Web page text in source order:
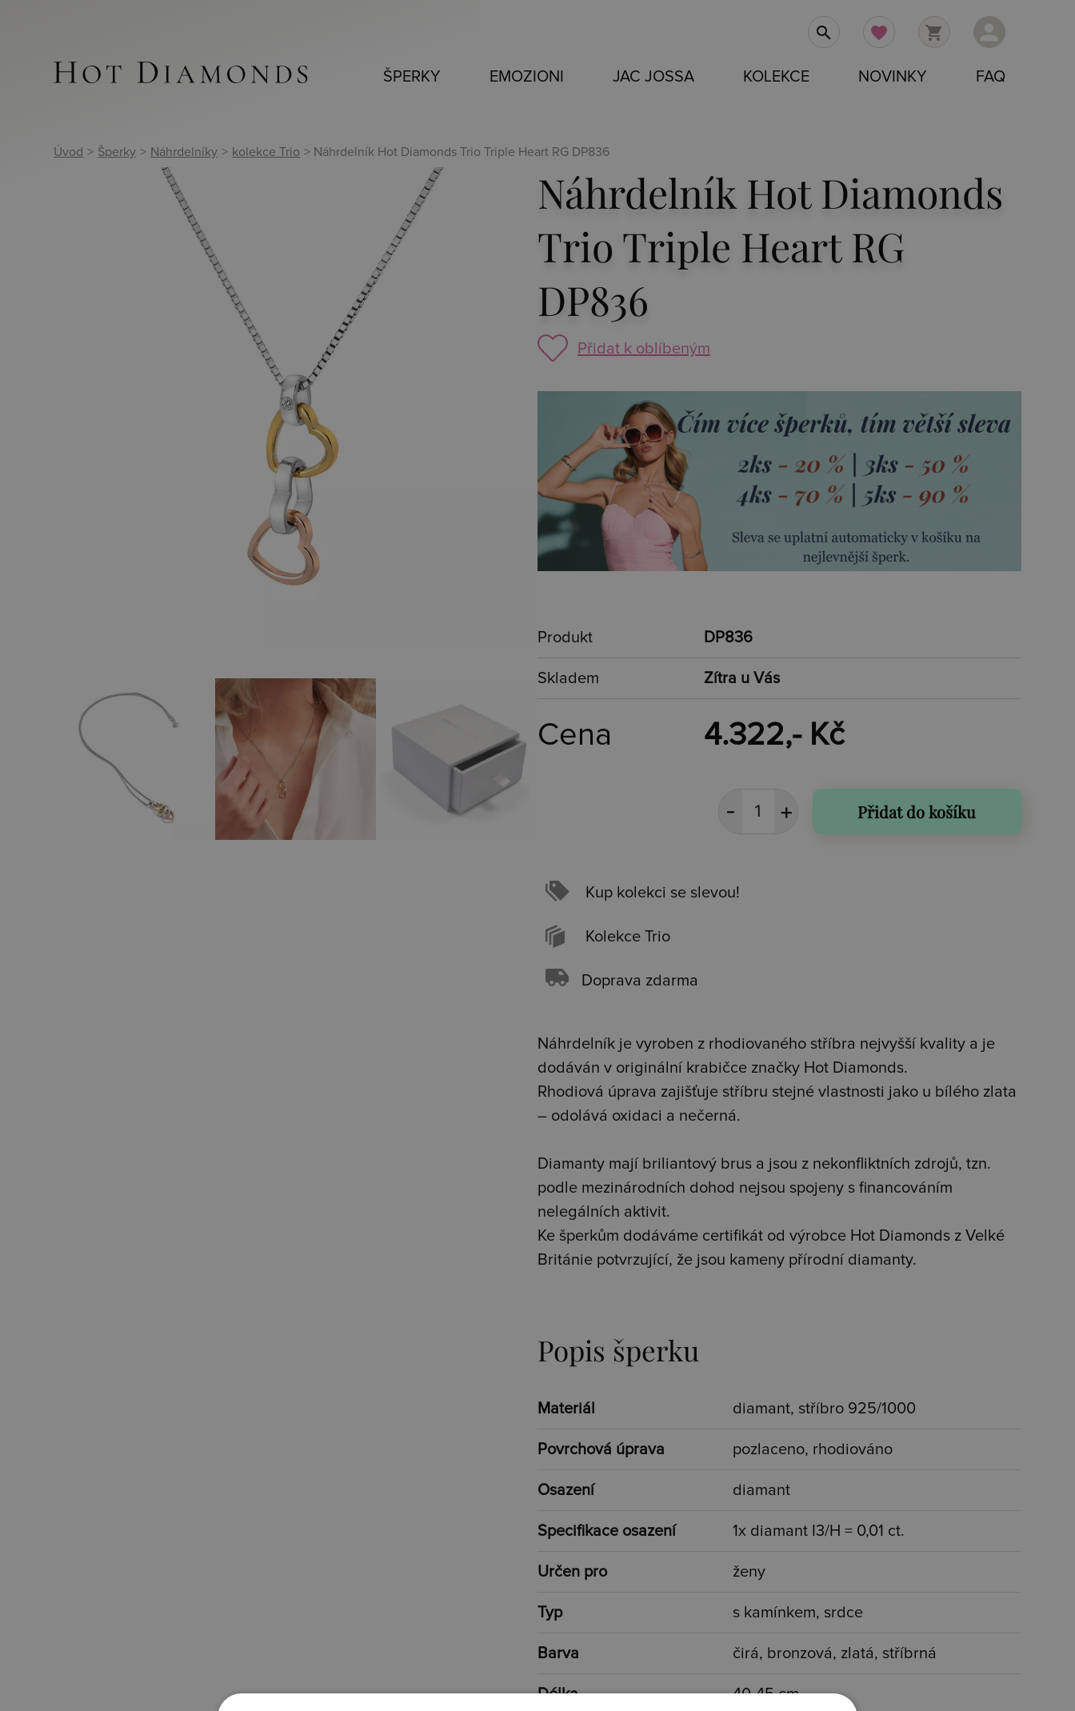
person
shopping_cart
favorite
search
ŠPERKY EMOZIONI JAC JOSSA KOLEKCE NOVINKY FAQ
Úvod > Šperky > Náhrdelníky > kolekce Trio > Náhrdelník Hot Diamonds Trio Triple Heart RG DP836
Náhrdelník Hot Diamonds
Trio Triple Heart RG
DP836
Přidat k oblíbeným
Produkt DP836
Skladem Zítra u Vás
Cena 4.322,- Kč
Přidat do košíku
Kup kolekci se slevou!
Kolekce Trio
Doprava zdarma
Náhrdelník je vyroben z rhodiovaného stříbra nejvyšší kvality a je
dodáván v originální krabičce značky Hot Diamonds.
Rhodiová úprava zajišťuje stříbru stejné vlastnosti jako u bílého zlata
– odolává oxidaci a nečerná.
Diamanty mají briliantový brus a jsou z nekonfliktních zdrojů, tzn.
podle mezinárodních dohod nejsou spojeny s financováním
nelegálních aktivit.
Ke šperkům dodáváme certifikát od výrobce Hot Diamonds z Velké
Británie potvrzující, že jsou kameny přírodní diamanty.
Popis šperku
Materiál diamant, stříbro 925/1000
Povrchová úprava pozlaceno, rhodiováno
Osazení diamant
Specifikace osazení 1x diamant I3/H = 0,01 ct.
Určen pro ženy
Typ s kamínkem, srdce
Barva čirá, bronzová, zlatá, stříbrná
Délka 40-45 cm